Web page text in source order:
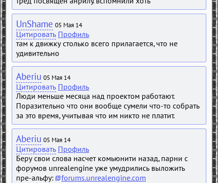
UnShame 05 Мая 14
Цитировать Профиль
там к движку столько всего прилагается, что не
удивительно
Aberiu 05 Мая 14
Цитировать Профиль
Люди меньше месяца над проектом работают.
Поразительно что они вообще сумели что-то собрать
за это время, учитывая что им никто не платит.
Aberiu 05 Мая 14
Цитировать Профиль
Беру свои слова насчет комьюнити назад, парни с
форумов unrealengine уже умудрились выложить
пре-альфу:
forums.unrealengine.com